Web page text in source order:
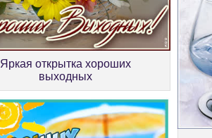
Яркая открытка хороших
выходных